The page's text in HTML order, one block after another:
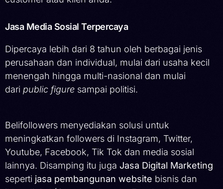
Jasa Media Sosial Terpercaya
Dipercaya lebih dari 8 tahun oleh berbagai jenis
perusahaan dan individual, mulai dari usaha kecil
menengah hingga multi-nasional dan mulai
dari public figure sampai politisi.
Belifollowers menyediakan solusi untuk
meningkatkan followers di Instagram, Twitter,
Youtube, Facebook, Tik Tok dan media sosial
lainnya. Disamping itu juga Jasa Digital Marketing
seperti jasa pembangunan website bisnis dan